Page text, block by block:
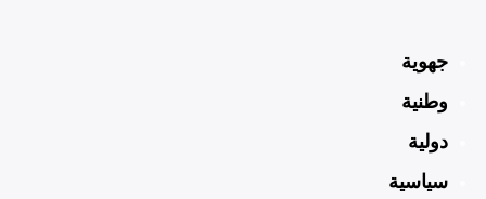
جهوية
وطنية
دولية
سياسية